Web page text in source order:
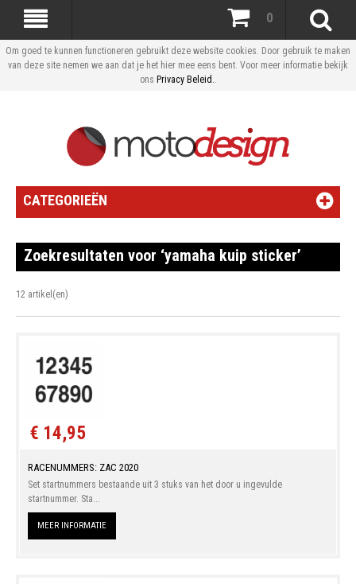
Om goed te kunnen functioneren gebruikt deze website cookies. Door gebruik te maken
van deze site nemen we aan dat je het hier mee eens bent. Voor meer informatie bekijk
ons Privacy Beleid..
0
CATEGORIEËN
Zoekresultaten voor ‘yamaha kuip sticker’
12 artikel(en)
€ 14,95
RACENUMMERS: ZAC 2020
Set startnummers bestaande uit 3 stuks van het door u ingevulde
startnummer. Sta...
MEER INFORMATIE